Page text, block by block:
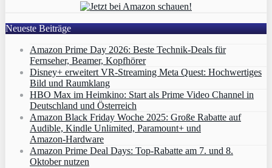
Neueste Beiträge
Amazon Prime Day 2026: Beste Technik-Deals für
Fernseher, Beamer, Kopfhörer
Disney+ erweitert VR‑Streaming Meta Quest: Hochwertiges
Bild und Raumklang
HBO Max im Heimkino: Start als Prime Video Channel in
Deutschland und Österreich
Amazon Black Friday Woche 2025: Große Rabatte auf
Audible, Kindle Unlimited, Paramount+ und
Amazon‑Hardware
Amazon Prime Deal Days: Top-Rabatte am 7. und 8.
Oktober nutzen